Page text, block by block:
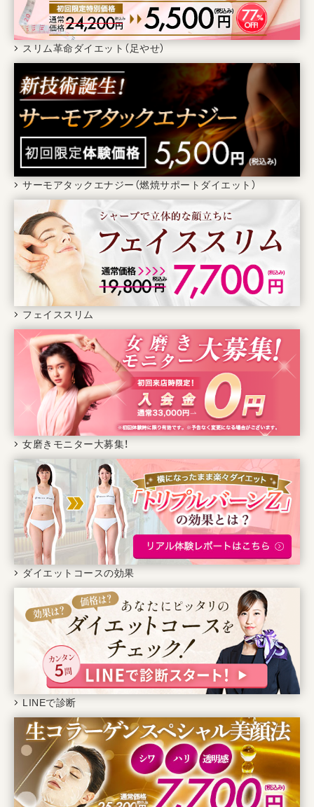
スリム革命ダイエット（足やせ）
サーモアタックエナジー（燃焼サポートダイエット）
フェイススリム
女磨きモニター大募集！
ダイエットコースの効果
LINEで診断